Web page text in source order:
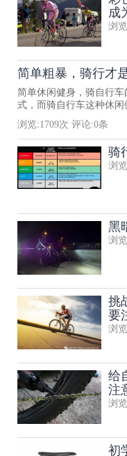
成
浏
简单粗暴，骑行才
简单休闲健身，骑自行
式，而骑自行车这种休
浏览:1709次 评论:0条
骑
浏
黑
浏
挑
要
浏
给
注
浏
初